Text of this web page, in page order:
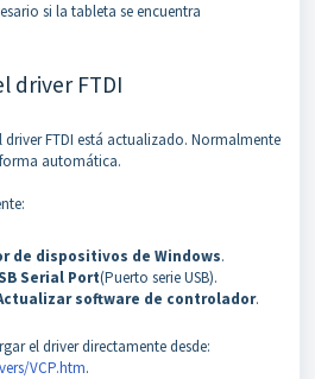
si la tableta se encuentra
driver FTDI
driver FTDI está actualizado. Normalmente
automática.
de dispositivos de Windows.
Serial Port(Puerto serie USB).
software de controlador.
el driver directamente desde:
VCP.htm.